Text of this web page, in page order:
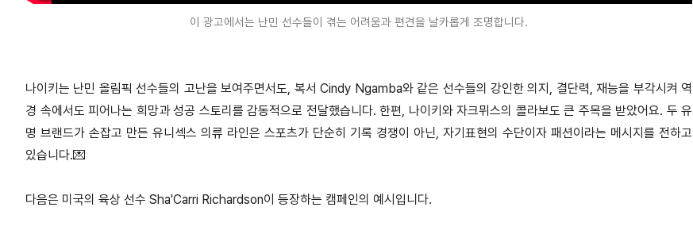
이 광고에서는 난민 선수들이 겪는 어려움과 편견을 날카롭게 조명합니다.
나이키는 난민 올림픽 선수들의 고난을 보여주면서도, 복서 Cindy Ngamba와 같은 선수들의 강인한 의지, 결단력, 재능을 부각시켜 역
경 속에서도 피어나는 희망과 성공 스토리를 감동적으로 전달했습니다. 한편, 나이키와 자크뮈스의 콜라보도 큰 주목을 받았어요. 두 유
명 브랜드가 손잡고 만든 유니섹스 의류 라인은 스포츠가 단순히 기록 경쟁이 아닌, 자기표현의 수단이자 패션이라는 메시지를 전하고
있습니다.💌
다음은 미국의 육상 선수 Sha'Carri Richardson이 등장하는 캠페인의 예시입니다.